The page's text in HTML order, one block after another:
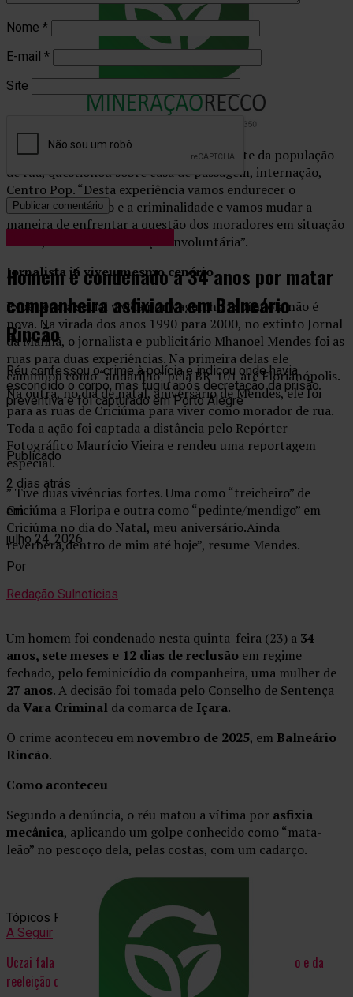
O prefeito também se misturou ao restante da população
de rua, questionou sobre casa de passagem, internação,
Centro Pop. “Desta experiência vamos endurecer o
combate ao tráfico e a criminalidade e vamos mudar a
maneira de enfrentar a questão dos moradores em situação
de rua, incluindo internação involuntária”.
Jornalista já viveu mesmo cenário
Experiência social vivida por Vaguinho Espíndola não é
nova. Na virada dos anos 1990 para 2000, no extinto Jornal
da Manhã, o jornalista e publicitário Mhanoel Mendes foi as
ruas para duas experiências. Na primeira delas ele
caminhou como “andarilho” pela BR-101 até Florianópolis.
Na outra, no dia de natal, aniversário de Mendes, ele foi
para as ruas de Criciúma para viver como morador de rua.
Toda a ação foi captada a distância pelo Repórter
Fotográfico Maurício Vieira e rendeu uma reportagem
especial.
” Tive duas vivências fortes. Uma como “treicheiro” de
Criciúma a Floripa e outra como “pedinte/mendigo” em
Criciúma no dia do Natal, meu aniversário.Ainda
reverbera,dentro de mim até hoje”, resume Mendes.
Tópicos Relacionados:
A Seguir
Uczai fala de Morro dos Cavalos, Imposto de Renda, Tarifaço e da
reeleição de Lula
Nome *
E-mail *
Site
Homem é condenado a 34 anos por matar
companheira asfixiada em Balneário
Rincão
Réu confessou o crime à polícia e indicou onde havia
escondido o corpo, mas fugiu após decretação da prisão
preventiva e foi capturado em Porto Alegre
Publicado
2 dias atrás
em
julho 24, 2026
Por
Redação Sulnoticias
Um homem foi condenado nesta quinta-feira (23) a 34
anos, sete meses e 12 dias de reclusão em regime
fechado, pelo feminicídio da companheira, uma mulher de
27 anos. A decisão foi tomada pelo Conselho de Sentença
daVara Criminal da comarca de Içara.
O crime aconteceu em novembro de 2025, em Balneário
Rincão.
Como aconteceu
Segundo a denúncia, o réu matou a vítima por asfixia
mecânica, aplicando um golpe conhecido como “mata-
leão” no pescoço dela, pelas costas, com um cadarço.